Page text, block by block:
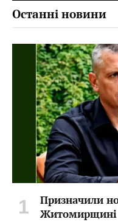
Останні новини
Призначили
Житомирщині